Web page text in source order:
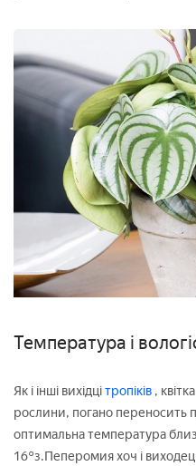
Температура і
Як і інші вихідцітропіків ,
рослини, погано переносить
оптимальна температура
16°з.Пеперомия хоч і